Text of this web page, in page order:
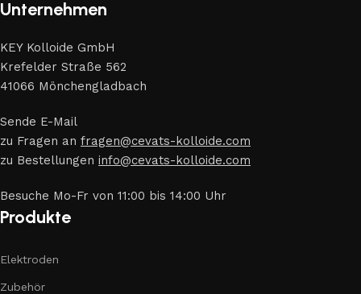
Unternehmen
KEY Kolloide GmbH
Krefelder Straße 562
41066 Mönchengladbach
Sende E-Mail
zu Fragen an fragen@cevats-kolloide.com
zu Bestellungen info@cevats-kolloide.com
Besuche Mo-Fr von 11:00 bis 14:00 Uhr
Produkte
Elektroden
Zubehör